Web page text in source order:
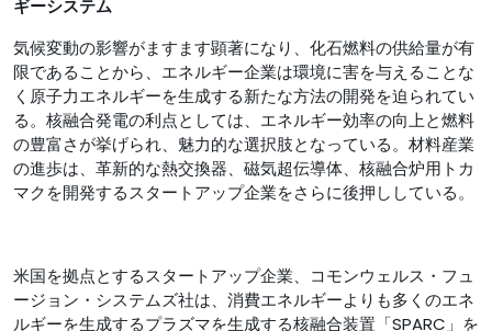
ギーシステム
気候変動の影響がますます顕著になり、化石燃料の供給量が有
限であることから、エネルギー企業は環境に害を与えることな
く原子力エネルギーを生成する新たな方法の開発を迫られてい
る。核融合発電の利点としては、エネルギー効率の向上と燃料
の豊富さが挙げられ、魅力的な選択肢となっている。材料産業
の進歩は、革新的な熱交換器、磁気超伝導体、核融合炉用トカ
マクを開発するスタートアップ企業をさらに後押ししている。
米国を拠点とするスタートアップ企業、コモンウェルス・フュ
ージョン・システムズ社は、消費エネルギーよりも多くのエネ
ルギーを生成するプラズマを生成する核融合装置「SPARC」を